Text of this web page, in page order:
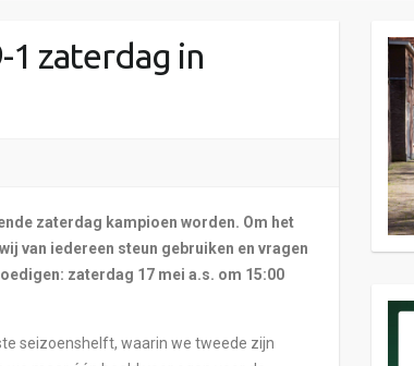
1 zaterdag in
zaterdag kampioen worden. Om het
van iedereen steun gebruiken en vragen
zaterdag 17 mei a.s. om 15:00
seizoenshelft, waarin we tweede zijn